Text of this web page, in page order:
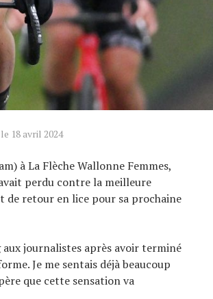
le 18 avril 2024
à La Flèche Wallonne Femmes,
perdu contre la meilleure
de retour en lice pour sa prochaine
journalistes après avoir terminé
Je me sentais déjà beaucoup
que cette sensation va